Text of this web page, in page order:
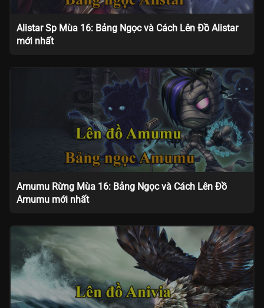
Alistar Sp Mùa 16: Bảng Ngọc và Cách Lên Đồ Alistar
mới nhất
Amumu Rừng Mùa 16: Bảng Ngọc và Cách Lên Đồ
Amumu mới nhất